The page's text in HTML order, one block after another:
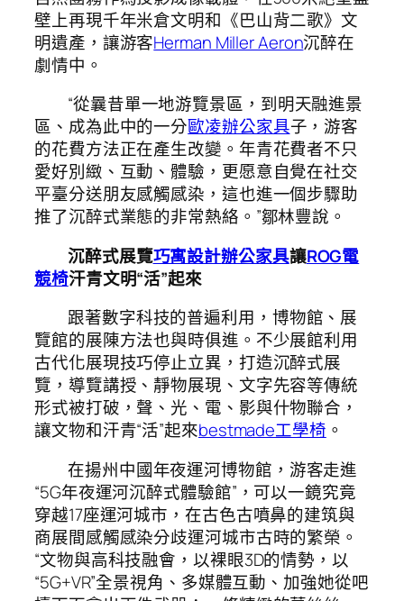
壁上再現千年米倉文明和《巴山背二歌》文
明遺產，讓游客Herman Miller Aeron沉醉在
劇情中。
“從曩昔單一地游覽景區，到明天融進景
區、成為此中的一分歐凌辦公家具子，游客
的花費方法正在產生改變。年青花費者不只
愛好別緻、互動、體驗，更愿意自覺在社交
平臺分送朋友感觸感染，這也進一個步驟助
推了沉醉式業態的非常熱絡。”鄒林豐說。
沉醉式展覽巧寓設計辦公家具讓ROG電
競椅汗青文明“活”起來
跟著數字科技的普遍利用，博物館、展
覽館的展陳方法也與時俱進。不少展館利用
古代化展現技巧停止立異，打造沉醉式展
覽，導覽講授、靜物展現、文字先容等傳統
形式被打破，聲、光、電、影與什物聯合，
讓文物和汗青“活”起來bestmade工學椅 。
在揚州中國年夜運河博物館，游客走進
“5G年夜運河沉醉式體驗館”，可以一鏡究竟
穿越17座運河城市，在古色古噴鼻的建筑與
商展間感觸感染分歧運河城市古時的繁榮。
“文物與高科技融會，以裸眼3D的情勢，以
“5G+VR”全景視角、多媒體互動、加強她從吧